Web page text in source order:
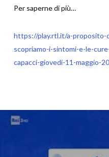
Per saperne di più…
https://play.rtl.it/a-proposito-
scopriamo-i-sintomi-e-le-
capacci-giovedi-11-maggio-